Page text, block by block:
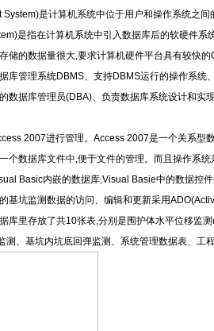
是计算机系统中位于用户和操作系统之
是指在计算机系统中引入数据库后的软硬件系
储的数据量很大,要求计算机硬件平台具有较快
库管理系统DBMS、支持DBMS运行的操作系统
数据库管理员(DBA)、负责数据库系统设计和
2007进行管理。Access 2007是一个关系
个数据库文件中,便于文件的管理。而且操作系
Basic内嵌的数据库,Visual Basie中的数据控
基坑监测数据的访问、编辑和更新采用
库里存放了共10张表,分别是围护体水平位移监
测、基坑内坑底回弹监测、系统管理数据表、工